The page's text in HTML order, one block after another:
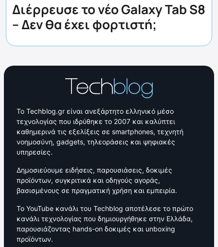
Διέρρευσε το νέο Galaxy Tab S8
– Δεν θα έχει φορτιστή;
Το Techblog.gr είναι ανεξάρτητο ελληνικό μέσο
τεχνολογίας που ιδρύθηκε το 2007 και καλύπτει
καθημερινά τις εξελίξεις σε smartphones, τεχνητή
νοημοσύνη, gadgets, τηλεοράσεις και ψηφιακές
υπηρεσίες.
Δημοσιεύουμε ειδήσεις, παρουσιάσεις, δοκιμές
προϊόντων, συγκριτικά και οδηγούς αγοράς,
βασισμένους σε πραγματική χρήση και εμπειρία.
Το YouTube κανάλι του Techblog αποτέλεσε το πρώτο
κανάλι τεχνολογίας που δημιουργήθηκε στην Ελλάδα,
παρουσιάζοντας hands-on δοκιμές και unboxing
προϊόντων.